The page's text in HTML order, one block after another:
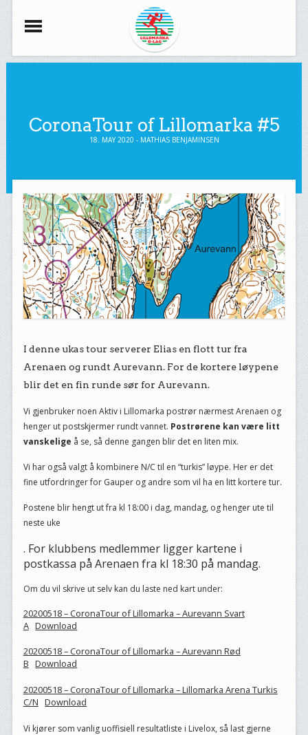
CoronaTour of Lillomarka #5
18. MAY 2020 - MATHIAS BENJAMINSEN
I denne ukas tour serverer Elias en flott tur fra
Arenaen og rundt Aurevann. For de kortere løypene
blir det en fin runde sør for Aurevann.
Vi gjenbruker noen Aktiv i Lillomarka postrør nærmest Arenaen og
henger ut postskjermer rundt vannet. Postrørene kan være litt
vanskelige å se, så denne gangen blir det en liten mix.
Vi har også valgt å kombinere N/C til en “turkis” løype. Her er det
fine utfordringer for Gauper og andre som vil ha en litt kortere tur.
Postene blir hengt ut fra kl 18:00 i dag, mandag, og henger ute til
neste uke
. For klubbens medlemmer ligger kartene i
postkassa på Arenaen fra kl 18:30 på mandag.
Om du vil skrive ut selv kan du laste ned kart under:
20200518 – CoronaTour of Lillomarka – Aurevann Svart
A Download
20200518 – CoronaTour of Lillomarka – Aurevann Rød
B Download
20200518 – CoronaTour of Lillomarka – Lillomarka Arena Turkis
C/N Download
Vi kjører som vanlig uoffisiell resultatliste i Livelox, så last gjerne